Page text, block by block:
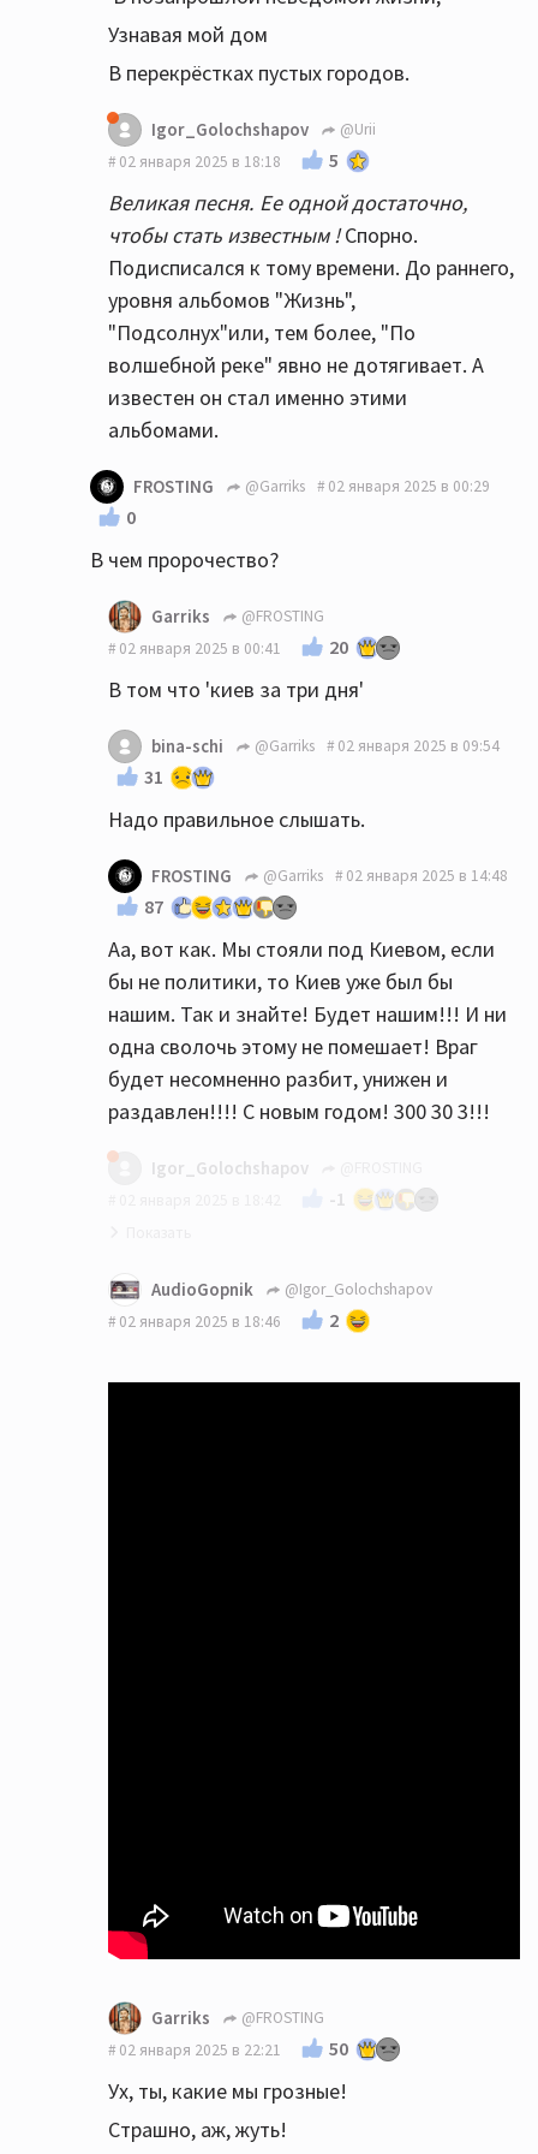
одинаковые...почти одинаковые!
Узнавая мой дом
В перекрёстках пустых городов.
Igor_Golochshapov
@Urii
02 января 2025 в 18:18
5
Великая песня. Ее одной достаточно,
чтобы стать известным !Спорно.
Подисписался к тому времени. До раннего,
уровня альбомов "Жизнь",
"Подсолнух"или, тем более, "По
волшебной реке" явно не дотягивает. А
известен он стал именно этими
альбомами.
FROSTING @Garriks 02 января 2025 в 00:29
0
В чем пророчество?
Garriks
@FROSTING
02 января 2025 в 00:41
20
В том что 'киев за три дня'
bina-schi @Garriks 02 января 2025 в 09:54
31
Надо правильное слышать.
FROSTING @Garriks 02 января 2025 в 14:48
87
Аа, вот как. Мы стояли под Киевом, если
бы не политики, то Киев уже был бы
нашим. Так и знайте! Будет нашим!!! И ни
одна сволочь этому не помешает! Враг
будет несомненно разбит, унижен и
раздавлен!!!! С новым годом! 300 30 3!!!
Igor_Golochshapov
-1
AudioGopnik
@Igor_Golochshapov
02 января 2025 в 18:46
2
Garriks
@FROSTING
02 января 2025 в 22:21
50
Ух, ты, какие мы грозные!
Страшно, аж, жуть!